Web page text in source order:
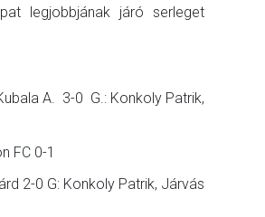
legjobbjának járó serleget
A. 3-0 G.: Konkoly Patrik,
FC 0-1
2-0 G: Konkoly Patrik, Járvás